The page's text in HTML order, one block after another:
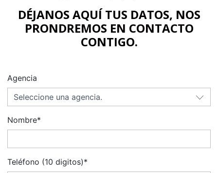
DÉJANOS AQUÍ TUS DATOS, NOS
PRONDREMOS EN CONTACTO
CONTIGO.
Agencia
Nombre*
Teléfono (10 digitos)*